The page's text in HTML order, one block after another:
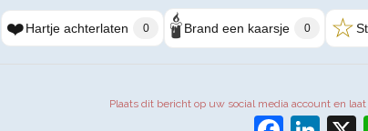
❤️Hartje achterlaten 0 🕯️Brand een kaarsje 0 ☆
Plaats dit bericht op uw social media account en